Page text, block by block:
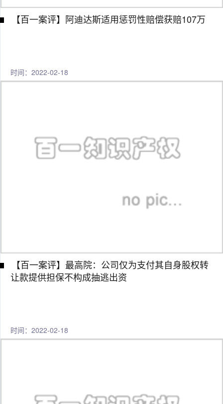
【百一案评】阿迪达斯适用惩罚性赔偿获赔107万
时间：2022-02-18
【百一案评】最高院：公司仅为支付其自身股权转
让款提供担保不构成抽逃出资
时间：2022-02-18